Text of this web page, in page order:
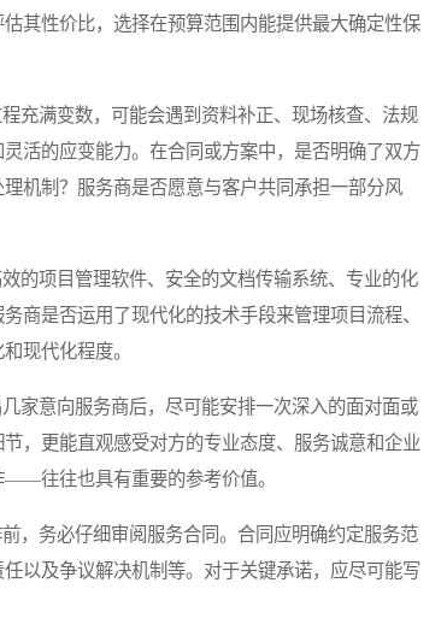
其性价比，选择在预算范围内能提供最大确定性保
满变数，可能会遇到资料补正、现场核查、法规
活的应变能力。在合同或方案中，是否明确了双方
机制？服务商是否愿意与客户共同承担一部分风
项目管理软件、安全的文档传输系统、专业的化
商是否运用了现代化的技术手段来管理项目流程、
现代化程度。
意向服务商后，尽可能安排一次深入的面对面或
，更能直观感受对方的专业态度、服务诚意和企业
往往也具有重要的参考价值。
务必仔细审阅服务合同。合同应明确约定服务范
以及争议解决机制等。对于关键承诺，应尽可能写